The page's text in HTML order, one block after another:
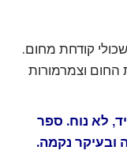
קודחת מחום.
החום וצמרמורות
לא נוח. ספר
ובעיקר נקמה.